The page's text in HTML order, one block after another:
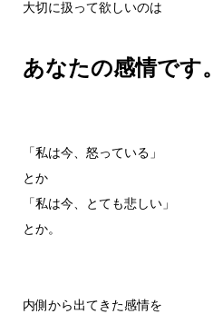
大切に扱って欲しいのは
あなたの感情です。
「私は今、怒っている」
とか
「私は今、とても悲しい」
とか。
内側から出てきた感情を